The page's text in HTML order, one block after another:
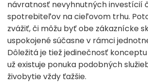
návratnosť nevyhnutných investícií
spotrebiteľov na cieľovom trhu.
zvážiť, či môžu byť obe zákaznícke
uspokojené súčasne v rámci
Dôležitá je tiež jedinečnosť
už existuje ponuka podobných
živobytie vždy ťažšie.